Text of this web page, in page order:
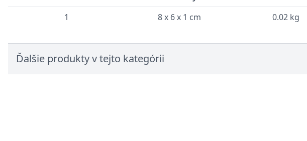
1
8 x 6 x 1 cm 0.02 kg
Ďalšie produkty v tejto kategórii